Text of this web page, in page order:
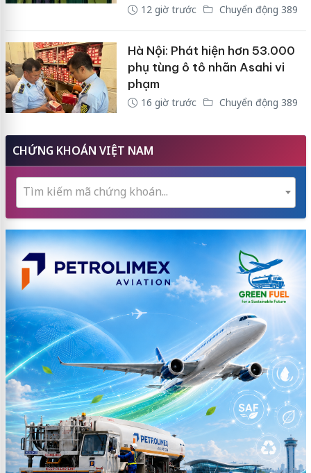
12 giờ trước Chuyển động 389
Hà Nội: Phát hiện hơn 53.000
phụ tùng ô tô nhãn Asahi vi
phạm
16 giờ trước Chuyển động 389
CHỨNG KHOÁN VIỆT NAM
Tìm kiếm mã chứng khoán...